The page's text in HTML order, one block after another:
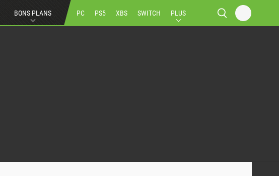
BONS PLANS PC PS5 XBS SWITCH PLUS